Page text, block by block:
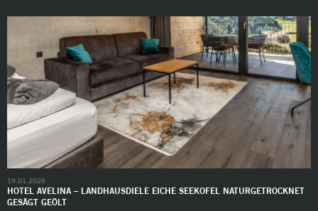
HOTEL AVELINA – LANDHAUSDIELE EICHE SEEKOFEL NATURGETROCKNET
GESÄGT GEÖLT
19.01.2026